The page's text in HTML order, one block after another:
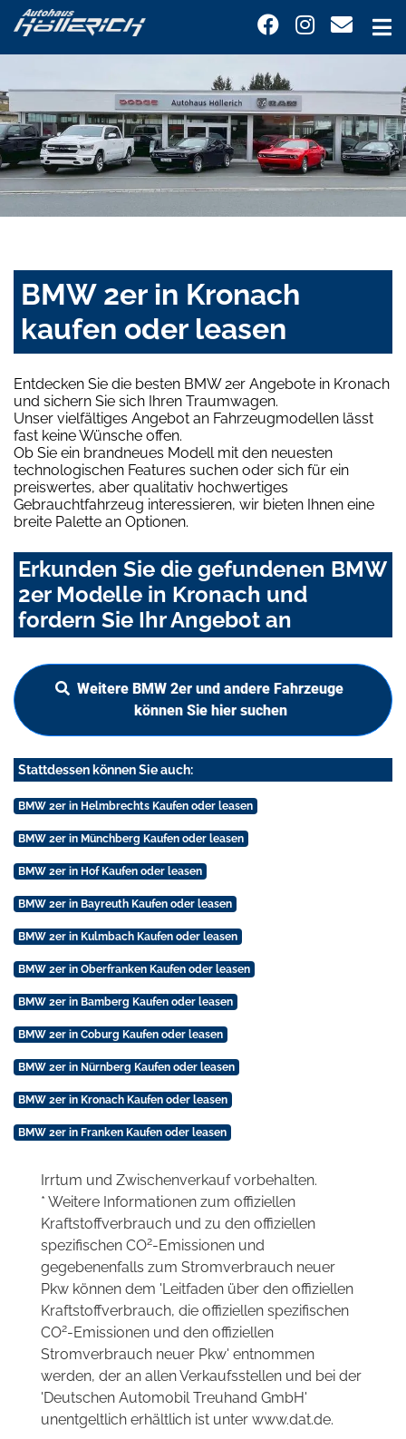
BMW 2er in Kronach
kaufen oder leasen
Entdecken Sie die besten BMW 2er Angebote in Kronach
und sichern Sie sich Ihren Traumwagen.
Unser vielfältiges Angebot an Fahrzeugmodellen lässt
fast keine Wünsche offen.
Ob Sie ein brandneues Modell mit den neuesten
technologischen Features suchen oder sich für ein
preiswertes, aber qualitativ hochwertiges
Gebrauchtfahrzeug interessieren, wir bieten Ihnen eine
breite Palette an Optionen.
Erkunden Sie die gefundenen BMW
2er Modelle in Kronach und
fordern Sie Ihr Angebot an
Weitere BMW 2er und andere Fahrzeuge
können Sie hier suchen
Stattdessen können Sie auch:
BMW 2er in Helmbrechts Kaufen oder leasen
BMW 2er in Münchberg Kaufen oder leasen
BMW 2er in Hof Kaufen oder leasen
BMW 2er in Bayreuth Kaufen oder leasen
BMW 2er in Kulmbach Kaufen oder leasen
BMW 2er in Oberfranken Kaufen oder leasen
BMW 2er in Bamberg Kaufen oder leasen
BMW 2er in Coburg Kaufen oder leasen
BMW 2er in Nürnberg Kaufen oder leasen
BMW 2er in Kronach Kaufen oder leasen
BMW 2er in Franken Kaufen oder leasen
Irrtum und Zwischenverkauf vorbehalten.
* Weitere Informationen zum offiziellen
Kraftstoffverbrauch und zu den offiziellen
spezifischen CO2-Emissionen und
gegebenenfalls zum Stromverbrauch neuer
Pkw können dem 'Leitfaden über den offiziellen
Kraftstoffverbrauch, die offiziellen spezifischen
CO2-Emissionen und den offiziellen
Stromverbrauch neuer Pkw' entnommen
werden, der an allen Verkaufsstellen und bei der
'Deutschen Automobil Treuhand GmbH'
unentgeltlich erhältlich ist unter www.dat.de.